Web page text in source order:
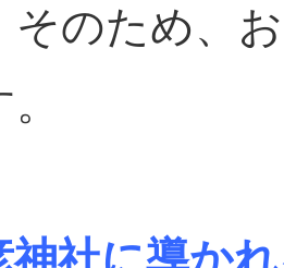
そのため、
神社に導か